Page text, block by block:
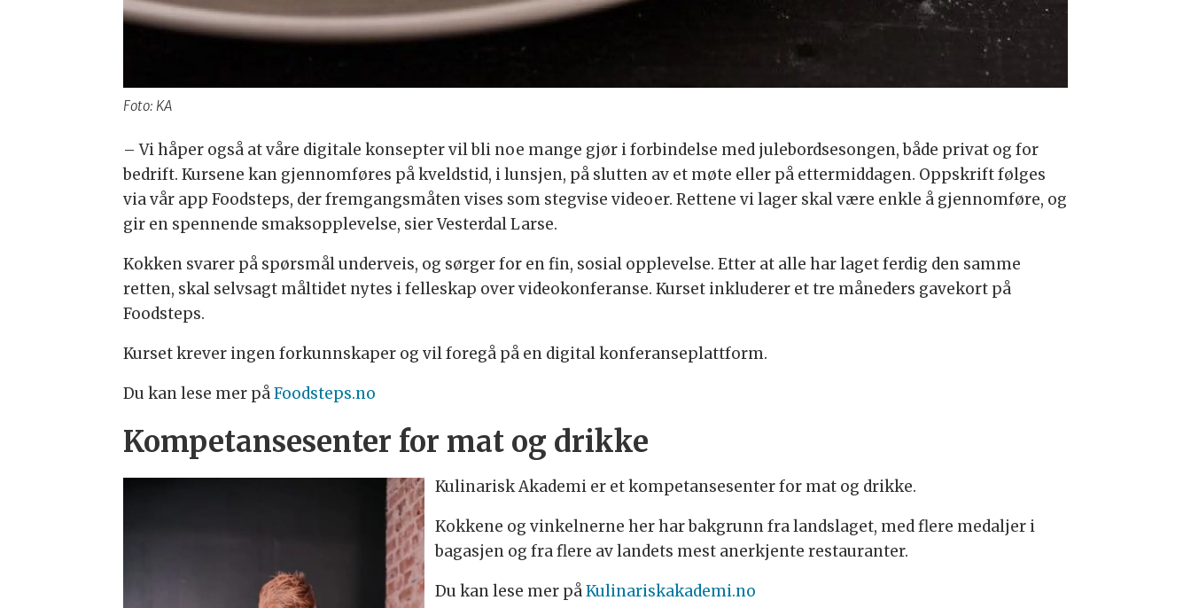
Foto: KA
– Vi håper også at våre digitale konsepter vil bli noe mange gjør i forbindelse med julebordsesongen, både privat og for
bedrift. Kursene kan gjennomføres på kveldstid, i lunsjen, på slutten av et møte eller på ettermiddagen. Oppskrift følges
via vår app Foodsteps, der fremgangsmåten vises som stegvise videoer. Rettene vi lager skal være enkle å gjennomføre, og
gir en spennende smaksopplevelse, sier Vesterdal Larse.
Kokken svarer på spørsmål underveis, og sørger for en fin, sosial opplevelse. Etter at alle har laget ferdig den samme
retten, skal selvsagt måltidet nytes i felleskap over videokonferanse. Kurset inkluderer et tre måneders gavekort på
Foodsteps.
Kurset krever ingen forkunnskaper og vil foregå på en digital konferanseplattform.
Du kan lese mer påFoodsteps.no
Kompetansesenter for mat og drikke
Kulinarisk Akademi er et kompetansesenter for mat og drikke.
Kokkene og vinkelnerne her har bakgrunn fra landslaget, med flere medaljer i
bagasjen og fra flere av landets mest anerkjente restauranter.
Du kan lese mer påKulinariskakademi.no